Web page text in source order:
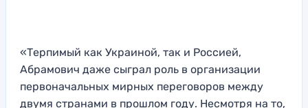
«Терпимый как Украиной, так и Россией,
Абрамович даже сыграл роль в организации
первоначальных мирных переговоров между
двумя странами в прошлом году. Несмотря на то,